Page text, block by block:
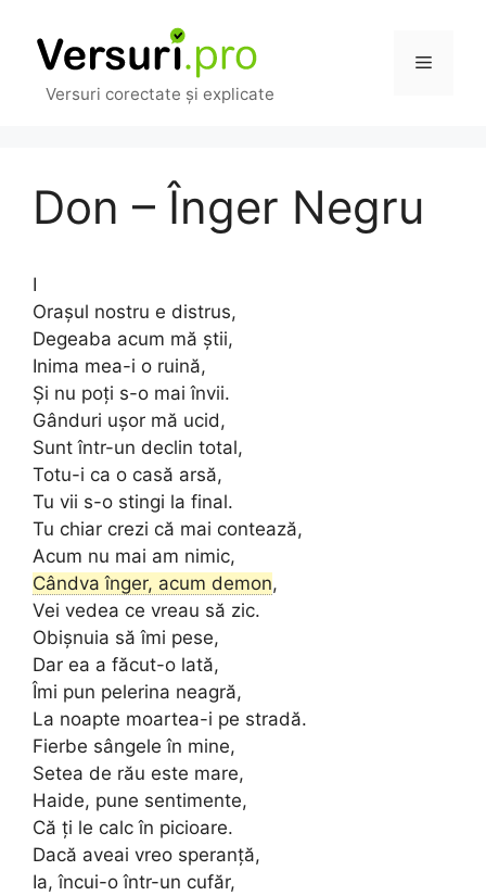
conținut
Versuri corectate și explicate
Meniu
Don – Înger Negru
I
Orașul nostru e distrus,
Degeaba acum mă știi,
Inima mea-i o ruină,
Și nu poți s-o mai învii.
Gânduri ușor mă ucid,
Sunt într-un declin total,
Totu-i ca o casă arsă,
Tu vii s-o stingi la final.
Tu chiar crezi că mai contează,
Acum nu mai am nimic,
Cândva înger, acum demon,
Vei vedea ce vreau să zic.
Obișnuia să îmi pese,
Dar ea a făcut-o lată,
Îmi pun pelerina neagră,
La noapte moartea-i pe stradă.
Fierbe sângele în mine,
Setea de rău este mare,
Haide, pune sentimente,
Că ți le calc în picioare.
Dacă aveai vreo speranță,
Ia, încui-o într-un cufăr,